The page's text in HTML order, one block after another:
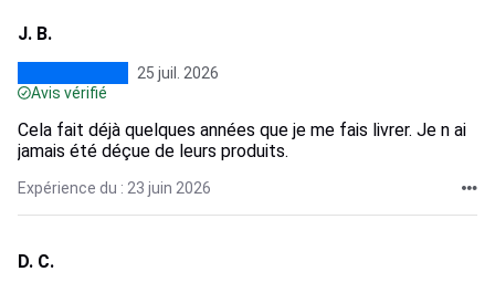
J. B.
25 juil. 2026
Avis vérifié
Cela fait déjà quelques années que je me fais livrer. Je n ai
jamais été déçue de leurs produits.
Expérience du : 23 juin 2026
D. C.